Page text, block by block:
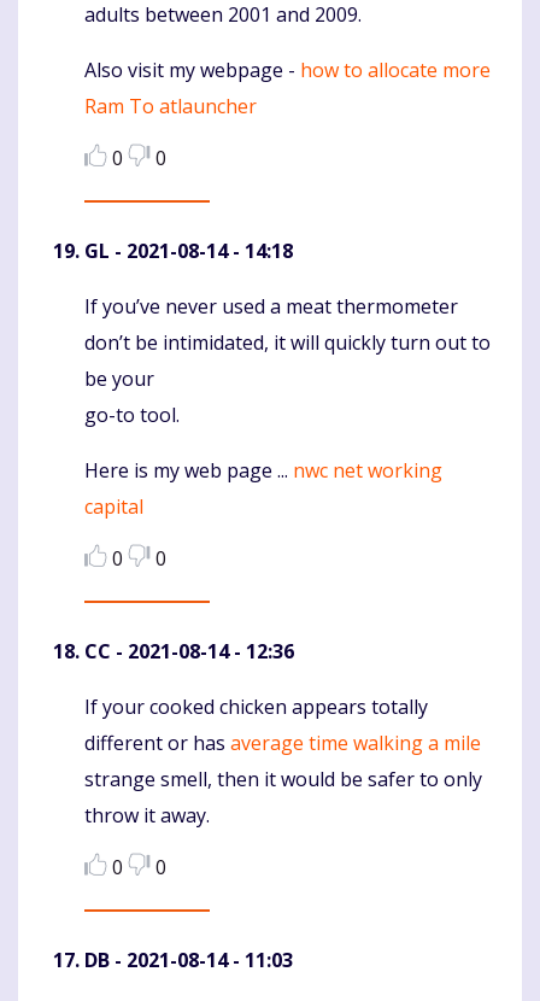
adults between 2001 and 2009.
Also visit my webpage - how to allocate more
Ram To atlauncher
0
0
GL - 2021-08-14 - 14:18
Komentaras
If you’ve never used a meat thermometer
don’t be intimidated, it will quickly turn out to
be your
go-to tool.
Here is my web page ... nwc net working
capital
0
0
CC - 2021-08-14 - 12:36
Komentaras
If your cooked chicken appears totally
different or has average time walking a mile
strange smell, then it would be safer to only
throw it away.
0
0
DB - 2021-08-14 - 11:03